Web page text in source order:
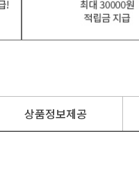
상품정보제공